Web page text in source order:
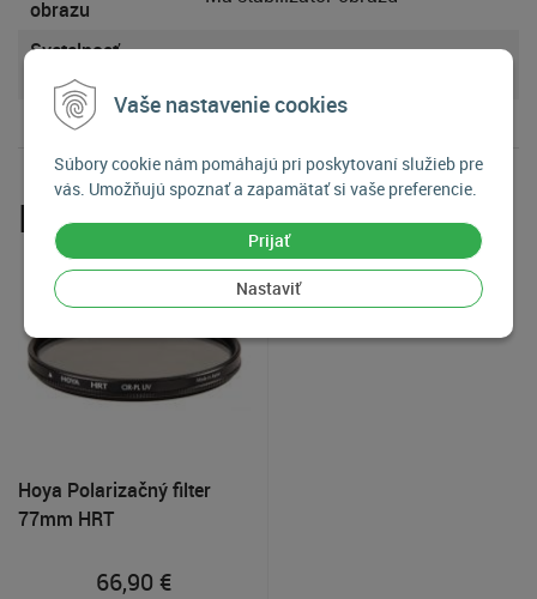
Vaše nastavenie cookies
Súbory cookie nám pomáhajú pri poskytovaní služieb pre
vás. Umožňujú spoznať a zapamätať si vaše preferencie.
Prijať
Nastaviť
obrazu
Svetelnosť
objektívu:
Príslušenstvo
Hoya Polarizačný filter
77mm HRT
66,90 €